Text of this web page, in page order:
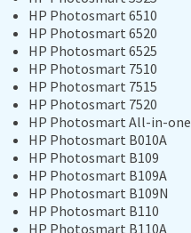
HP Photosmart 6510
HP Photosmart 6520
HP Photosmart 6525
HP Photosmart 7510
HP Photosmart 7515
HP Photosmart 7520
HP Photosmart All-in-one
HP Photosmart B010A
HP Photosmart B109
HP Photosmart B109A
HP Photosmart B109N
HP Photosmart B110
HP Photosmart B110A